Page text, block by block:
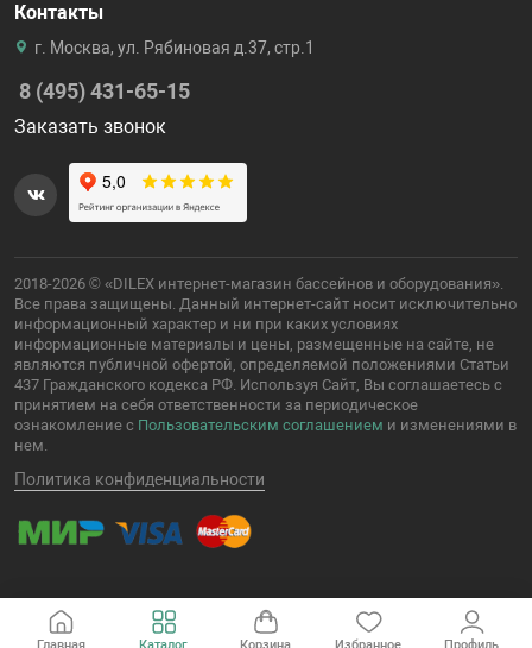
Контакты
г. Москва, ул. Рябиновая д.37, стр.1
8 (495) 431-65-15
Заказать звонок
2018-2026 © «DILEX интернет-магазин бассейнов и оборудования».
Все права защищены. Данный интернет-сайт носит исключительно
информационный характер и ни при каких условиях
информационные материалы и цены, размещенные на сайте, не
являются публичной офертой, определяемой положениями Статьи
437 Гражданского кодекса РФ. Используя Сайт, Вы соглашаетесь с
принятием на себя ответственности за периодическое
ознакомление с Пользовательским соглашением и изменениями в
нем.
Политика конфиденциальности